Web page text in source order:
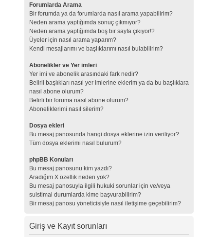
Forumlarda Arama
Bir forumda ya da forumlarda nasıl arama yapabilirim?
Neden arama yaptığımda sonuç çıkmıyor?
Neden arama yaptığımda boş bir sayfa çıkıyor!?
Üyeler için nasıl arama yaparım?
Kendi mesajlarımı ve başlıklarımı nasıl bulabilirim?
Abonelikler ve Yer imleri
Yer imi ve abonelik arasındaki fark nedir?
Belirli başlıkları nasıl yer imlerine eklerim ya da bu başlıklara
nasıl abone olurum?
Belirli bir foruma nasıl abone olurum?
Aboneliklerimi nasıl silerim?
Dosya ekleri
Bu mesaj panosunda hangi dosya eklerine izin veriliyor?
Tüm dosya eklerimi nasıl bulurum?
phpBB Konuları
Bu mesaj panosunu kim yazdı?
Aradığım X özellik neden yok?
Bu mesaj panosuyla ilgili hukuki sorunlar için ve/veya
suistimal durumlarda kime başvurabilirim?
Bir mesaj panosu yöneticisiyle nasıl iletişime geçebilirim?
Giriş ve Kayıt sorunları